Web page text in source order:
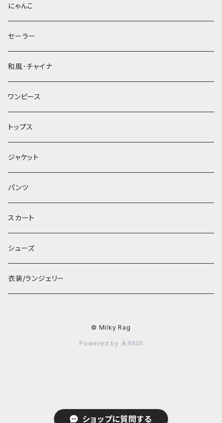
ショップに質問する
にゃんこ
セーラー
和風･チャイナ
ワンピース
トップス
ジャケット
パンツ
スカート
シューズ
衣装/ランジェリー
© Milky Rag
Powered by